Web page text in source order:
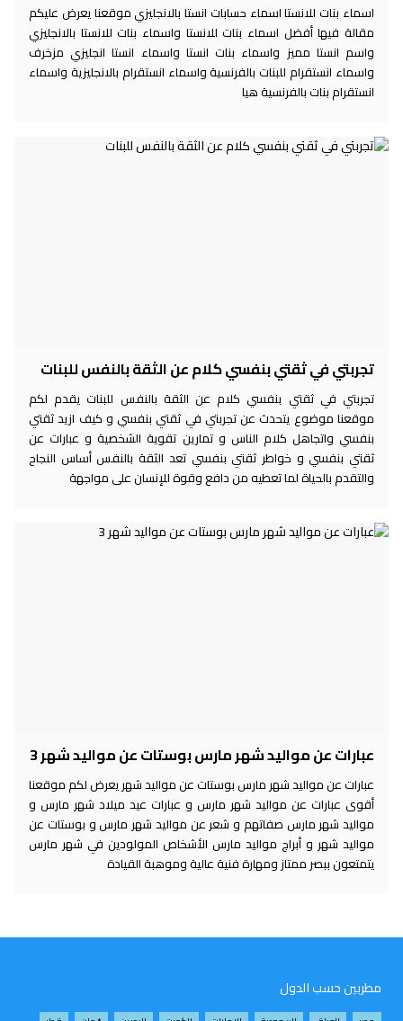
اسماء بنات للانستا اسماء حسابات انستا بالانجليزي موقعنا يعرض عليكم
مقالة فيها أفضل اسماء بنات للانستا واسماء بنات للانستا بالانجليزي
واسم انستا مميز واسماء بنات انستا واسماء انستا انجليزي مزخرف
واسماء انستقرام للبنات بالفرنسية واسماء انستقرام بالانجليزية واسماء
انستقرام بنات بالفرنسية هيا
تجربتي في ثقتي بنفسي كلام عن الثقة بالنفس للبنات
تجربتي في ثقتي بنفسي كلام عن الثقة بالنفس للبنات يقدم لكم
موقعنا موضوع يتحدث عن تجربتي في ثقتي بنفسي و كيف ازيد ثقتي
بنفسي واتجاهل كلام الناس و تمارين تقوية الشخصية و عبارات عن
ثقتي بنفسي و خواطر ثقتي بنفسي تعد الثقة بالنفس أساس النجاح
والتقدم بالحياة لما تعطيه من دافع وقوة للإنسان على مواجهة
عبارات عن مواليد شهر مارس بوستات عن مواليد شهر 3
عبارات عن مواليد شهر مارس بوستات عن مواليد شهر يعرض لكم موقعنا
أقوى عبارات عن مواليد شهر مارس و عبارات عيد ميلاد شهر مارس و
مواليد شهر مارس صفاتهم و شعر عن مواليد شهر مارس و بوستات عن
مواليد شهر و أبراج مواليد مارس الأشخاص المولودين في شهر مارس
يتمتعون ببصر ممتاز ومهارة فنية عالية وموهبة القيادة
مطربين حسب الدول